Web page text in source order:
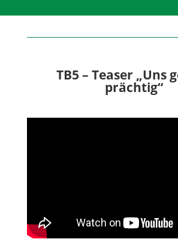
TB5 – Teaser „Uns
prächtig“